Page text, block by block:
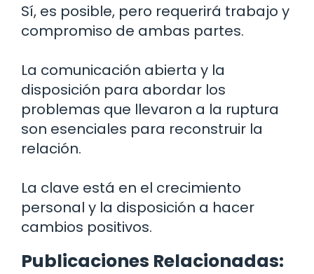
Sí, es posible, pero requerirá trabajo y
compromiso de ambas partes.
La comunicación abierta y la
disposición para abordar los
problemas que llevaron a la ruptura
son esenciales para reconstruir la
relación.
La clave está en el crecimiento
personal y la disposición a hacer
cambios positivos.
Publicaciones Relacionadas: